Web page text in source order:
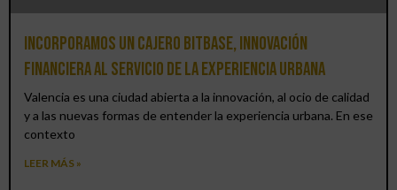
Incorporamos un cajero BitBase, innovación
financiera al servicio de la experiencia urbana
Valencia es una ciudad abierta a la innovación, al ocio de calidad
y a las nuevas formas de entender la experiencia urbana. En ese
contexto
LEER MÁS »